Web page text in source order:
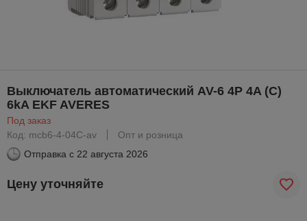
Выключатель автоматический AV-6 4P 4A (C)
6kA EKF AVERES
Под заказ
Код: mcb6-4-04C-av
Опт и розница
Отправка с 22 августа 2026
Цену уточняйте